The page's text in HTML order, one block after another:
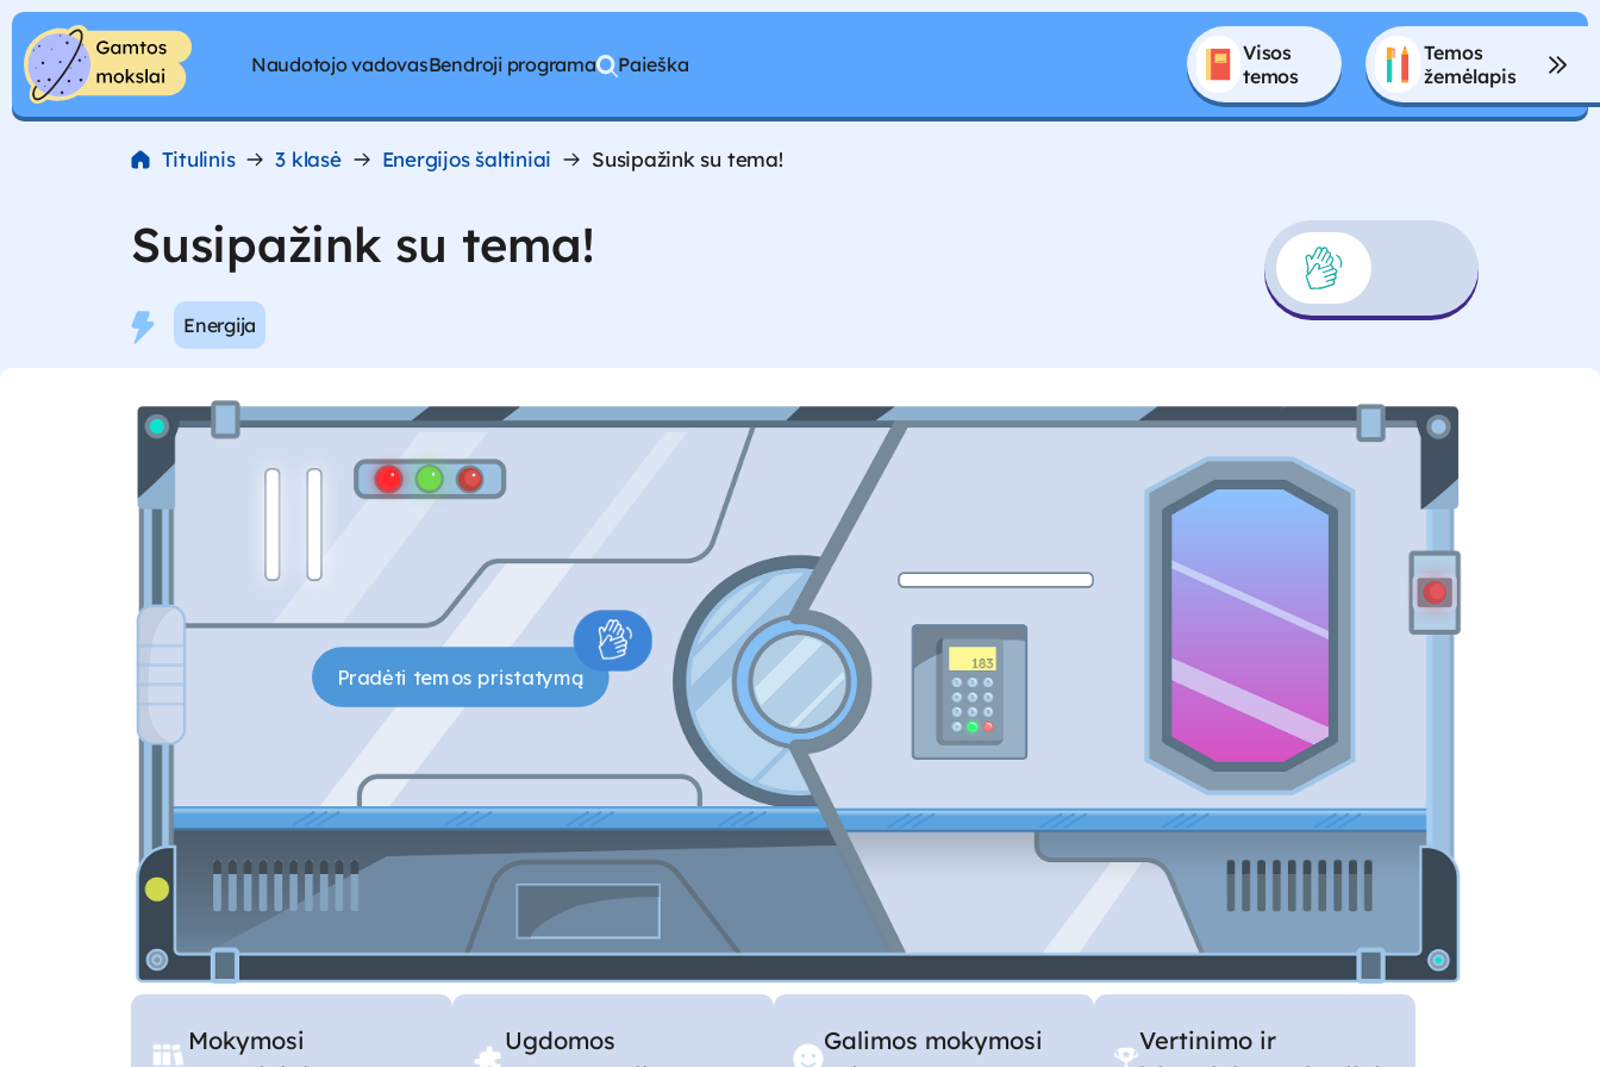
Pereiti prie turinio
Naudotojo vadovasBendroji programa Paieška
Visos
temos
Temos
žemėlapis
Pereiti prie turinio
Titulinis 3 klasė Energijos šaltiniai Susipažink su tema!
Susipažink su tema!
Energija
Mokymosi
Ugdomos
Galimos mokymosi
Vertinimo ir